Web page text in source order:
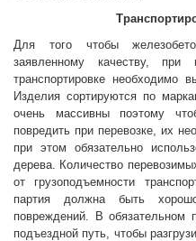
Для того чтобы
заявленному качеству,
транспортировке необходимо
Изделия сортируются по
очень массивны поэтому
повредить при перевозке, их
при этом обязательно
дерева. Количество
от грузоподъемности
партия должна быть
повреждений. В обязательном
подъездной путь, чтобы